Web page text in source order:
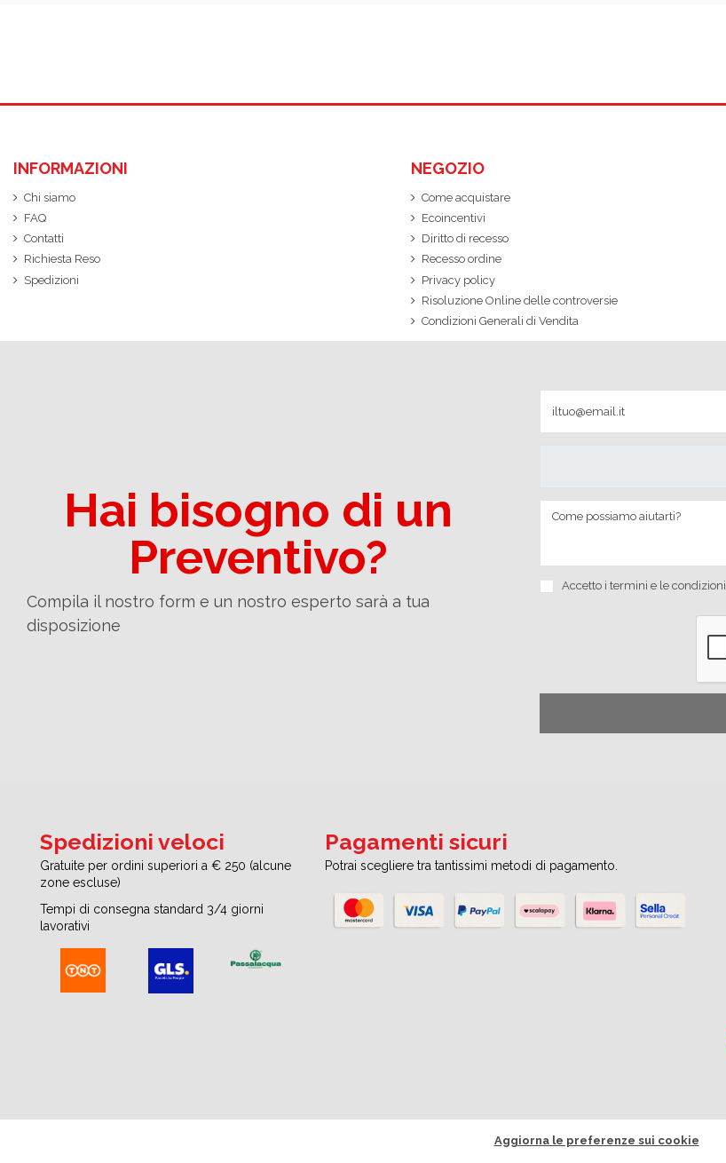
INFORMAZIONI
Chi siamo
FAQ
Contatti
Richiesta Reso
Spedizioni
NEGOZIO
Come acquistare
Ecoincentivi
Diritto di recesso
Recesso ordine
Privacy policy
Risoluzione Online delle controversie
Condizioni Generali di Vendita
Hai bisogno di un
Preventivo?
Compila il nostro form e un nostro esperto sarà a tua
disposizione
Accetto itermini e le condizioni
Spedizioni veloci
Gratuite per ordini superiori a € 250 (alcune
zone escluse)
Tempi di consegna standard 3/4 giorni
lavorativi
Pagamenti sicuri
Potrai scegliere tra tantissimi metodi di pagamento.
Aggiorna le preferenze sui cookie